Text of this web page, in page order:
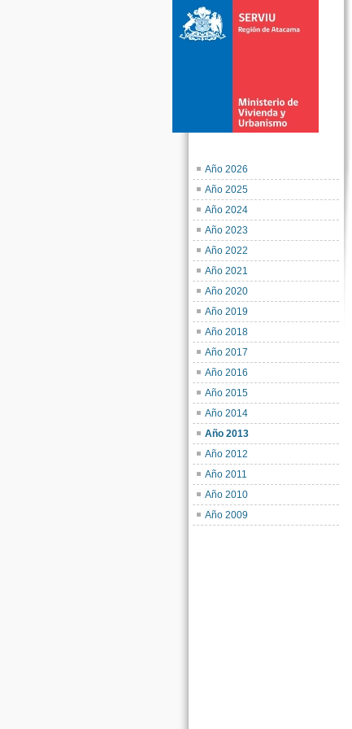
Año 2026
Año 2025
Año 2024
Año 2023
Año 2022
Año 2021
Año 2020
Año 2019
Año 2018
Año 2017
Año 2016
Año 2015
Año 2014
Año 2013
Año 2012
Año 2011
Año 2010
Año 2009